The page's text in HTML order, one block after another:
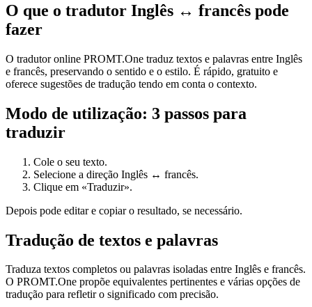
O que o tradutor Inglês ↔ francês pode
fazer
O tradutor online PROMT.One traduz textos e palavras entre Inglês
e francês, preservando o sentido e o estilo. É rápido, gratuito e
oferece sugestões de tradução tendo em conta o contexto.
Modo de utilização: 3 passos para
traduzir
Cole o seu texto.
Selecione a direção Inglês ↔ francês.
Clique em «Traduzir».
Depois pode editar e copiar o resultado, se necessário.
Tradução de textos e palavras
Traduza textos completos ou palavras isoladas entre Inglês e francês.
O PROMT.One propõe equivalentes pertinentes e várias opções de
tradução para refletir o significado com precisão.